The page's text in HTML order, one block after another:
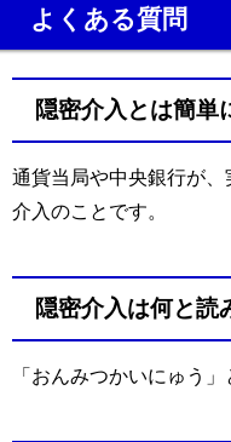
よくある質問
隠密介入とは簡単
通貨当局や中央銀行が
介入のことです。
隠密介入は何と読
「おんみつかいにゅう」